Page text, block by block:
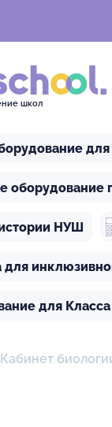
школ
оборудование
НУШ
для
для
Кабинет